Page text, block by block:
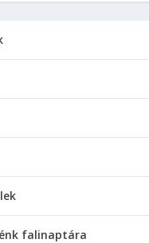
falinaptára